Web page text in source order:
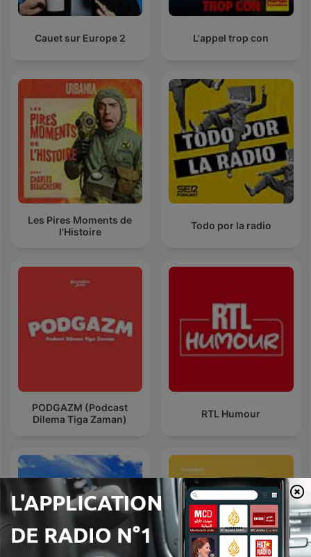
Cauet sur Europe 2 L'appel trop con
Les Pires Moments de
l'Histoire
Todo por la radio
PODGAZM (Podcast
Dilema Tiga Zaman)
RTL Humour